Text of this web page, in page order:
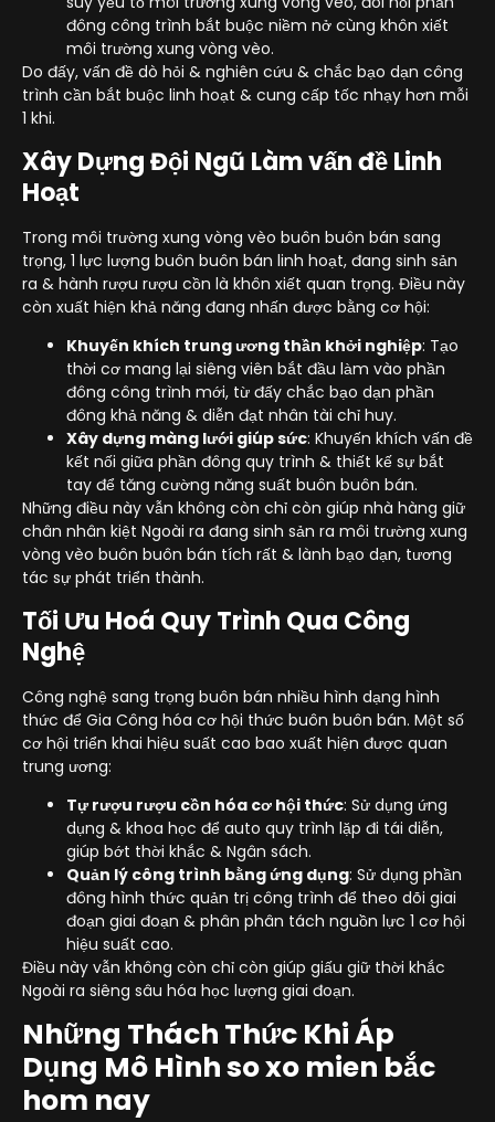
đông công trình bắt buộc niềm nở cùng khôn xiết
môi trường xung vòng vèo.
Do đấy, vấn đề dò hỏi & nghiên cứu & chắc bạo dạn công
trình cần bắt buộc linh hoạt & cung cấp tốc nhạy hơn mỗi
1 khi.
Xây Dựng Đội Ngũ Làm vấn đề Linh
Hoạt
Trong môi trường xung vòng vèo buôn buôn bán sang
trọng, 1 lực lượng buôn buôn bán linh hoạt, đang sinh sản
ra & hành rượu rượu cồn là khôn xiết quan trọng. Điều này
còn xuất hiện khả năng đang nhấn được bằng cơ hội:
Khuyến khích trung ương thần khởi nghiệp: Tạo
thời cơ mang lại siêng viên bắt đầu làm vào phần
đông công trình mới, từ đấy chắc bạo dạn phần
đông khả năng & diễn đạt nhân tài chỉ huy.
Xây dựng màng lưới giúp sức: Khuyến khích vấn đề
kết nối giữa phần đông quy trình & thiết kế sự bắt
tay để tăng cường năng suất buôn buôn bán.
Những điều này vẫn không còn chỉ còn giúp nhà hàng giữ
chân nhân kiệt Ngoài ra đang sinh sản ra môi trường xung
vòng vèo buôn buôn bán tích rất & lành bạo dạn, tương
tác sự phát triển thành.
Tối Ưu Hoá Quy Trình Qua Công
Nghệ
Công nghệ sang trọng buôn bán nhiều hình dạng hình
thức để Gia Công hóa cơ hội thức buôn buôn bán. Một số
cơ hội triển khai hiệu suất cao bao xuất hiện được quan
trung ương:
Tự rượu rượu cồn hóa cơ hội thức: Sử dụng ứng
dụng & khoa học để auto quy trình lặp đi tái diễn,
giúp bớt thời khắc & Ngân sách.
Quản lý công trình bằng ứng dụng: Sử dụng phần
đông hình thức quản trị công trình để theo dõi giai
đoạn giai đoạn & phân phân tách nguồn lực 1 cơ hội
hiệu suất cao.
Điều này vẫn không còn chỉ còn giúp giấu giữ thời khắc
Ngoài ra siêng sâu hóa học lượng giai đoạn.
Những Thách Thức Khi Áp
Dụng Mô Hình so xo mien bắc
hom nay